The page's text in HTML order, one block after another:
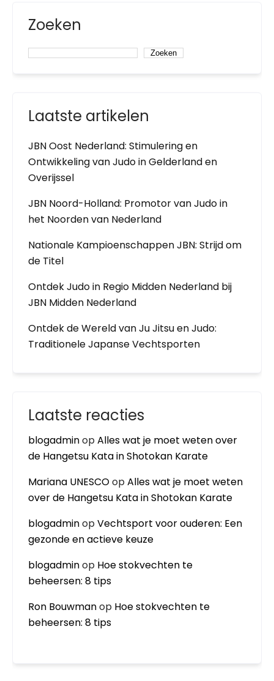
Zoeken
Zoeken
Laatste artikelen
JBN Oost Nederland: Stimulering en
Ontwikkeling van Judo in Gelderland en
Overijssel
JBN Noord-Holland: Promotor van Judo in
het Noorden van Nederland
Nationale Kampioenschappen JBN: Strijd om
de Titel
Ontdek Judo in Regio Midden Nederland bij
JBN Midden Nederland
Ontdek de Wereld van Ju Jitsu en Judo:
Traditionele Japanse Vechtsporten
Laatste reacties
blogadminopAlles wat je moet weten over
de Hangetsu Kata in Shotokan Karate
Mariana UNESCOopAlles wat je moet weten
over de Hangetsu Kata in Shotokan Karate
blogadminopVechtsport voor ouderen: Een
gezonde en actieve keuze
blogadminop Hoe stokvechten te
beheersen: 8 tips
Ron Bouwmanop Hoe stokvechten te
beheersen: 8 tips